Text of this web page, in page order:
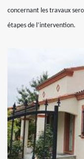
concernant les travaux
étapes de l’intervention.